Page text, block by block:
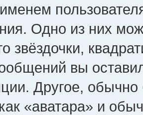
Одно из них
звёздочки,
вы
Другое,
«аватара» и